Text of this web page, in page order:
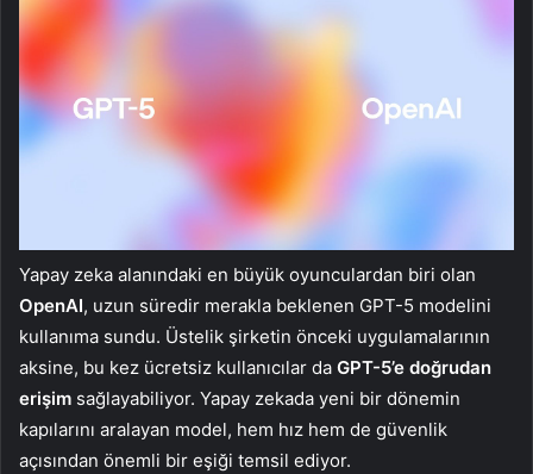
Yapay zeka alanındaki en büyük oyunculardan biri olan
OpenAI, uzun süredir merakla beklenen GPT-5 modelini
kullanıma sundu. Üstelik şirketin önceki uygulamalarının
aksine, bu kez ücretsiz kullanıcılar da GPT-5’e doğrudan
erişim sağlayabiliyor. Yapay zekada yeni bir dönemin
kapılarını aralayan model, hem hız hem de güvenlik
açısından önemli bir eşiği temsil ediyor.